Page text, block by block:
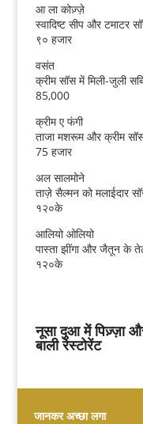
आ ला कोज़्ज़े
स्वादिष्ट सीप और टमाटर
९० हजार
वसंत
क्रीम सॉस में मिली-जुली
85,000
क्रीम ए फंगी
ताजा मशरूम और क्रीम
75 हजार
अल सालमोने
ताज़े सैल्मन को मलाईदार
१२०के
आलियो ओलियो
पास्ता झींगा और जैतून के
१२०के
नूसा दुआ में पिज़्ज़ा
बाली रेस्टोरेंट
जानकर अच्छा लगा